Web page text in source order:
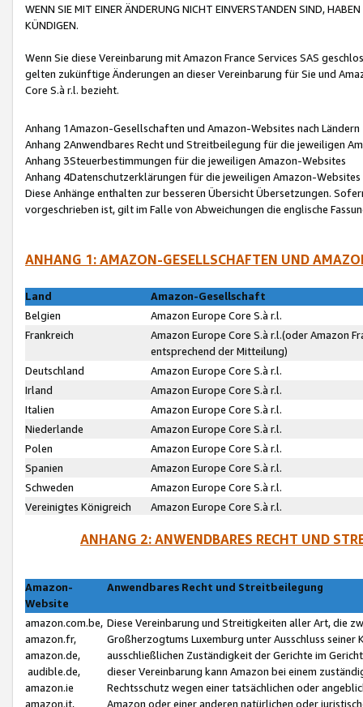
WENN SIE MIT EINER ÄNDERUNG NICHT EINVERSTANDEN SIND,
KÜNDIGEN.
Wenn Sie diese Vereinbarung mit Amazon France Services SAS
gelten zukünftige Änderungen an dieser Vereinbarung für Sie und
Core S.à r.l. bezieht.
Anhang 1Amazon-Gesellschaften und Amazon-Websites nach Ländern
Anhang 2Anwendbares Recht und Streitbeilegung für die jeweiligen
Anhang 3Steuerbestimmungen für die jeweiligen Amazon-Websites
Anhang 4Datenschutzerklärungen für die jeweiligen Amazon-Websites
Diese Anhänge enthalten zur besseren Übersicht Übersetzungen.
vorgeschrieben ist, gilt im Falle von Abweichungen die englische
ANHANG 1: AMAZON-GESELLSCHAFTEN UND
Land
Amazon-Gesellschaft
Belgien
Amazon Europe Core S.à r.l.
Frankreich
Amazon Europe Core S.à r.l.(oder Amazon
entsprechend der Mitteilung)
Deutschland
Amazon Europe Core S.à r.l.
Irland
Amazon Europe Core S.à r.l.
Italien
Amazon Europe Core S.à r.l.
Niederlande
Amazon Europe Core S.à r.l.
Polen
Amazon Europe Core S.à r.l.
Spanien
Amazon Europe Core S.à r.l.
Schweden
Amazon Europe Core S.à r.l.
Vereinigtes Königreich
Amazon Europe Core S.à r.l.
ANHANG 2: ANWENDBARES RECHT UND
Amazon-
Website
Anwendbares Recht und Streitbeilegung
amazon.com.be,
amazon.fr,
amazon.de,
audible.de,
amazon.ie
amazon.it,
Diese Vereinbarung und Streitigkeiten aller Art, die
Großherzogtums Luxemburg unter Ausschluss
ausschließlichen Zuständigkeit der Gerichte im
dieser Vereinbarung kann Amazon bei einem
Rechtsschutz wegen einer tatsächlichen oder
Amazon oder einer anderen natürlichen oder